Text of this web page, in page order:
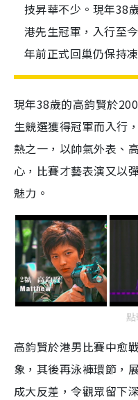
技昇華不少。現年38
港先生冠軍，入行至
年前正式回巢仍保持
現年38歲的高鈞賢於
生競選獲得冠軍而入行
熱之一，以帥氣外表、
心，比賽才藝表演又以
魅力。
高鈞賢於港男比賽中愈
象，其後再泳褲環節，
成大反差，令觀眾留下